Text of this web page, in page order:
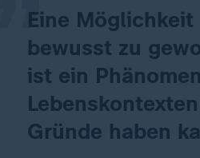
Eine
bewusst zu
ist ein
Gründe haben